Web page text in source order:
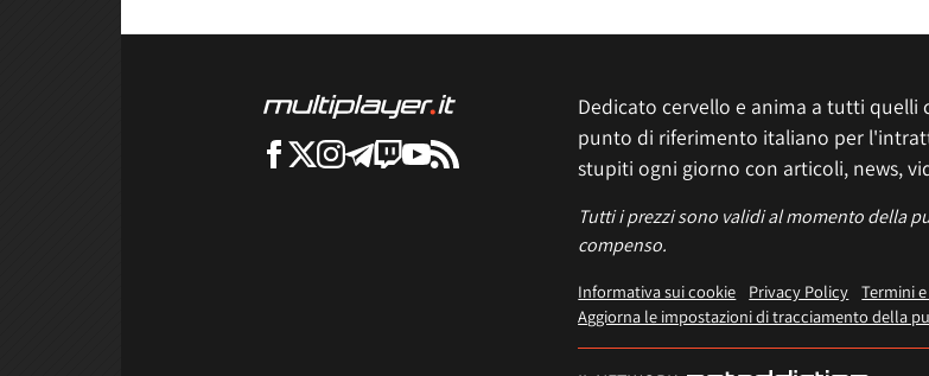
Dedicato cervello e anima a tutti quelli
punto di riferimento italiano per
stupiti ogni giorno con articoli, news,
Tutti i prezzi sono validi al momento della
compenso.
Informativa sui cookie Privacy Policy Termini
Aggiorna le impostazioni di tracciamento della